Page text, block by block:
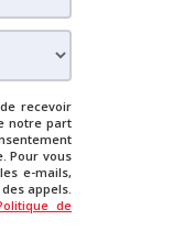
recevoir
notre part
Pour vous
e-mails,
appels.
de